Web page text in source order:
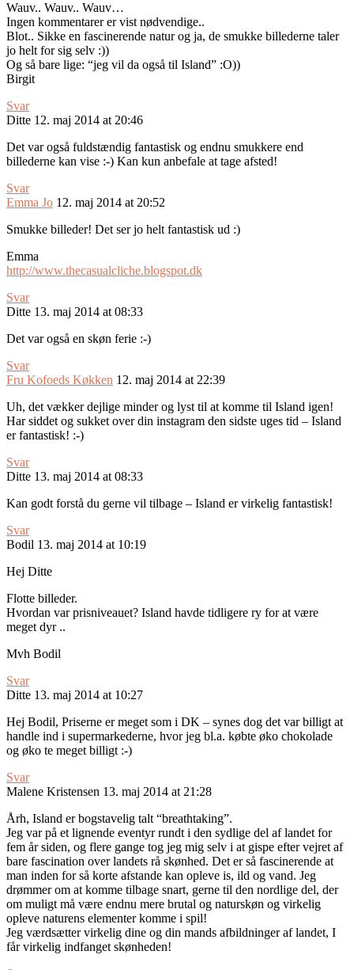
Wauv.. Wauv.. Wauv…
Ingen kommentarer er vist nødvendige..
Blot.. Sikke en fascinerende natur og ja, de smukke billederne taler
jo helt for sig selv :))
Og så bare lige: “jeg vil da også til Island” :O))
Birgit
Svar
Ditte 12. maj 2014 at 20:46
Det var også fuldstændig fantastisk og endnu smukkere end
billederne kan vise :-) Kan kun anbefale at tage afsted!
Svar
Emma Jo 12. maj 2014 at 20:52
Smukke billeder! Det ser jo helt fantastisk ud :)
Emma
http://www.thecasualcliche.blogspot.dk
Svar
Ditte 13. maj 2014 at 08:33
Det var også en skøn ferie :-)
Svar
Fru Kofoeds Køkken 12. maj 2014 at 22:39
Uh, det vækker dejlige minder og lyst til at komme til Island igen!
Har siddet og sukket over din instagram den sidste uges tid – Island
er fantastisk! :-)
Svar
Ditte 13. maj 2014 at 08:33
Kan godt forstå du gerne vil tilbage – Island er virkelig fantastisk!
Svar
Bodil 13. maj 2014 at 10:19
Hej Ditte
Flotte billeder.
Hvordan var prisniveauet? Island havde tidligere ry for at være
meget dyr ..
Mvh Bodil
Svar
Ditte 13. maj 2014 at 10:27
Hej Bodil, Priserne er meget som i DK – synes dog det var billigt at
handle ind i supermarkederne, hvor jeg bl.a. købte øko chokolade
og øko te meget billigt :-)
Svar
Malene Kristensen 13. maj 2014 at 21:28
Årh, Island er bogstavelig talt “breathtaking”.
Jeg var på et lignende eventyr rundt i den sydlige del af landet for
fem år siden, og flere gange tog jeg mig selv i at gispe efter vejret af
bare fascination over landets rå skønhed. Det er så fascinerende at
man inden for så korte afstande kan opleve is, ild og vand. Jeg
drømmer om at komme tilbage snart, gerne til den nordlige del, der
om muligt må være endnu mere brutal og naturskøn og virkelig
opleve naturens elementer komme i spil!
Jeg værdsætter virkelig dine og din mands afbildninger af landet, I
får virkelig indfanget skønheden!